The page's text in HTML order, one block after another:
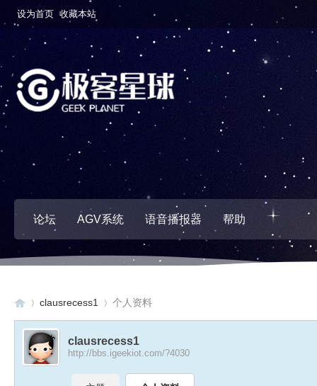
设为首页 收藏本站
论坛 AGV系统 语音播报器 帮助
极›
clausrecess1 个人资料
clausrecess1
http://bbs.igeekiot.com/?4030